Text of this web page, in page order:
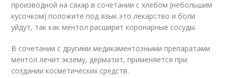
производной на сахар в сочетании с хлебом (небольшим
кусочком) положите под язык это лекарство и боли
уйдут, так как ментол расширит коронарные сосуды.
В сочетании с другими медикаментозными препаратами
ментол лечит экзему, дерматит, применяется при
создании косметических средств.